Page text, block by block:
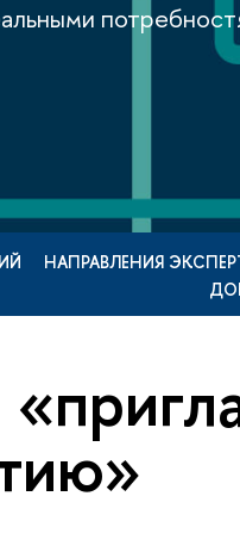
НАПРАВЛЕНИЯ